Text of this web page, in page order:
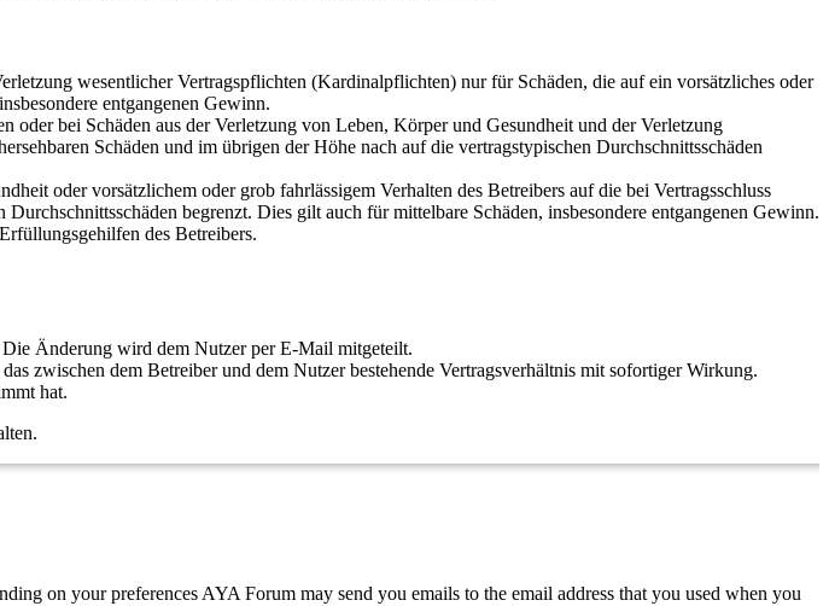
wesentlicher Vertragspflichten (Kardinalpflichten) nur für Schäden, die auf ein vorsätzliches oder
entgangenen Gewinn.
bei Schäden aus der Verletzung von Leben, Körper und Gesundheit und der Verletzung
Schäden und im übrigen der Höhe nach auf die vertragstypischen Durchschnittsschäden
oder vorsätzlichem oder grob fahrlässigem Verhalten des Betreibers auf die bei Vertragsschluss
begrenzt. Dies gilt auch für mittelbare Schäden, insbesondere entgangenen Gewinn.
des Betreibers.
Änderung wird dem Nutzer per E-Mail mitgeteilt.
zwischen dem Betreiber und dem Nutzer bestehende Vertragsverhältnis mit sofortiger Wirkung.
hat.
on your preferences AYA Forum may send you emails to the email address that you used when you